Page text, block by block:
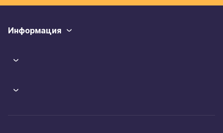
Информация